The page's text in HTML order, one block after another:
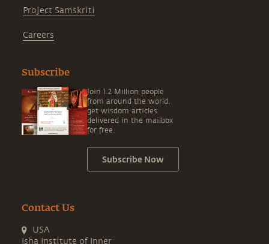
Project Samskriti
Careers
Subscribe
Join 1.2 Million people
from around the world,
get wisdom articles
delivered in the mailbox
for free.
Subscribe Now
Contact Us
USA
Isha Institute of Inner